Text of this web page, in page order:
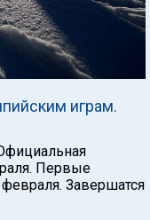
играм.
Первые
Завершатся